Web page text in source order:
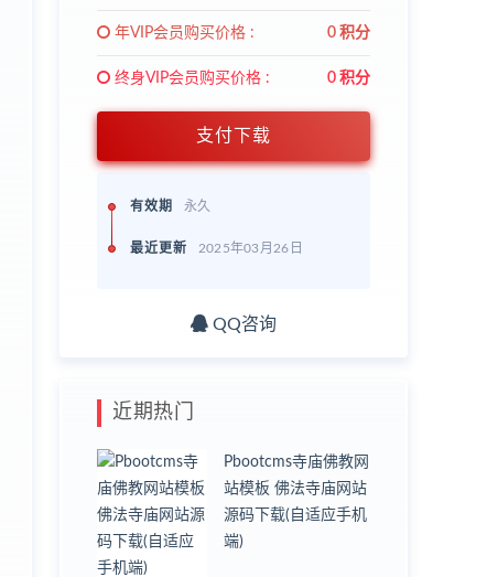
年VIP会员购买价格 : 0 积分
终身VIP会员购买价格 : 0 积分
支付下载
有效期 永久
最近更新 2025年03月26日
QQ咨询
近期热门
Pbootcms寺庙佛教网
站模板 佛法寺庙网站
源码下载(自适应手机
端)